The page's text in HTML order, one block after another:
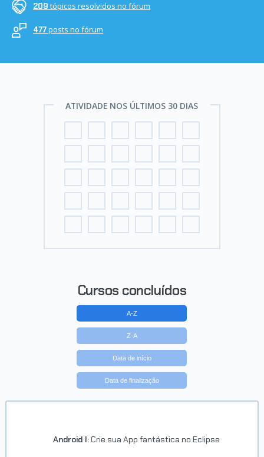
209 tópicos resolvidos no fórum
477posts no fórum
ATIVIDADE NOS ÚLTIMOS 30 DIAS
Cursos concluídos
A-Z
Z-A
Data de início
Data de finalização
Android I: Crie sua App fantástica no Eclipse